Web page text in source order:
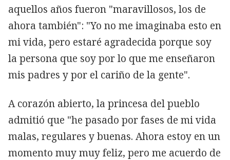
aquellos años fueron "maravillosos, los de
ahora también": "Yo no me imaginaba esto en
mi vida, pero estaré agradecida porque soy
la persona que soy por lo que me enseñaron
mis padres y por el cariño de la gente".
A corazón abierto, la princesa del pueblo
admitió que "he pasado por fases de mi vida
malas, regulares y buenas. Ahora estoy en un
momento muy muy feliz, pero me acuerdo de